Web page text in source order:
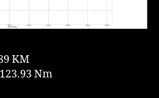
KM
123.93 Nm